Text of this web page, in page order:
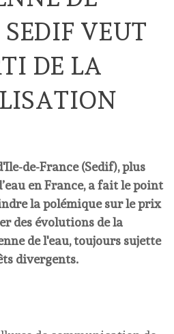
SEDIF VEUT
DE LA
de-France (Sedif), plus
en France, a fait le point
la polémique sur le prix
des évolutions de la
de l'eau, toujours sujette
divergents.